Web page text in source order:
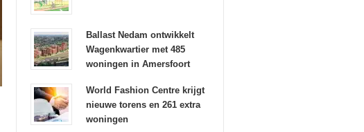
Ballast Nedam ontwikkelt
Wagenkwartier met 485
woningen in Amersfoort
World Fashion Centre krijgt
nieuwe torens en 261 extra
woningen